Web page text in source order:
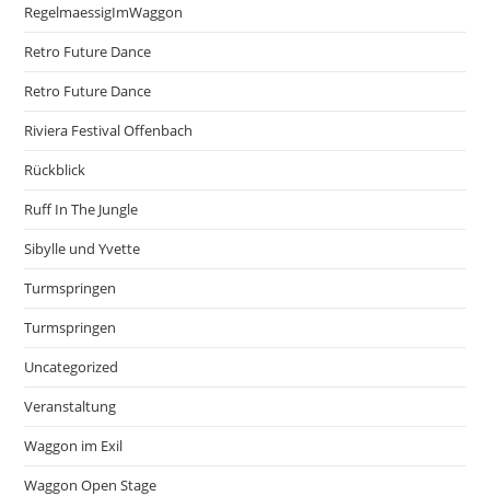
RegelmaessigImWaggon
Retro Future Dance
Retro Future Dance
Riviera Festival Offenbach
Rückblick
Ruff In The Jungle
Sibylle und Yvette
Turmspringen
Turmspringen
Uncategorized
Veranstaltung
Waggon im Exil
Waggon Open Stage